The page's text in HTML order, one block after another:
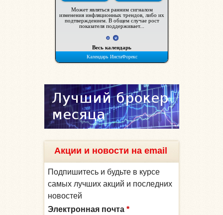
Акции и новости на email
Подпишитесь и будьте в курсе
самых лучших акций и последних
новостей
Электронная почта *